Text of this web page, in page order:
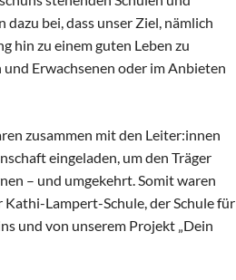
bei, dass unser Ziel, nämlich
hin zu einem guten Leben zu
Erwachsenen oder im Anbieten
zusammen mit den Leiter:innen
eingeladen, um den Träger
– und umgekehrt. Somit waren
Kathi-Lampert-Schule, der Schule für
und von unserem Projekt „Dein